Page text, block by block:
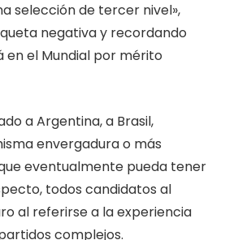
selección de tercer nivel»,
negativa y recordando
en el Mundial por mérito
a Argentina, a Brasil,
envergadura o más
eventualmente pueda tener
todos candidatos al
al referirse a la experiencia
complejos.